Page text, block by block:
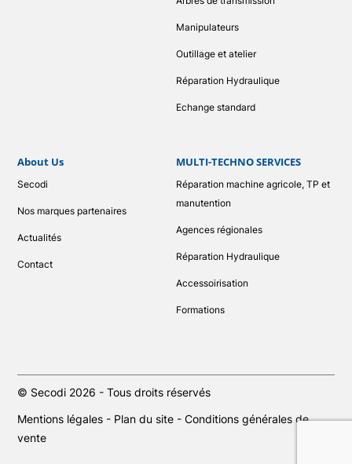
Manipulateurs
Outillage et atelier
Réparation Hydraulique
Echange standard
About Us
Secodi
Nos marques partenaires
Actualités
Contact
MULTI-TECHNO SERVICES
Réparation machine agricole, TP et
manutention
Agences régionales
Réparation Hydraulique
Accessoirisation
Formations
© Secodi 2026 - Tous droits réservés
Mentions légales - Plan du site -Conditions générales de
vente